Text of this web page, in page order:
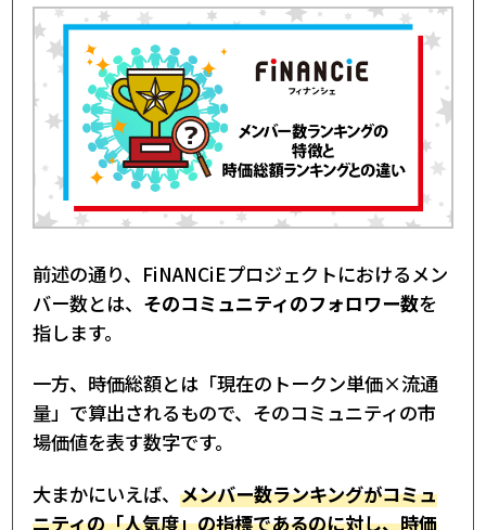
15位：CNPスタープロジェクト
【後半】2025年下半期FiNANCiEメンバー数ラ
ンキング
16位：事業再生版令和の虎
17位：こめお
18位：CoolGirl Project
19位：ガチホトークン
20位：宅建合格講座＠こざりえ
21位：にんプラ
22位：ジハードトークン
23位：罵尻ロマ子
24位：ミダシー＠土橋和貴
26位：Live Like A Cat (LLAC)
27位：ウイスキーサロン
28位：脱衣麻雀トークン@令和の虎・平出心
29位：メタバース麻雀プロジェクト
2025年下半期FiNANCiEメンバー数ランキング
｜まとめ
前述の通り、FiNANCiEプロジェクトにおけるメン
バー数とは、 そのコミュニティのフォロワー数を
指します。
一方、時価総額とは「現在のトークン単価×流通
量」で算出されるもので、そのコミュニティの市
場価値を表す数字です。
大まかにいえば、 メンバー数ランキングがコミュ
ニティの「人気度」の指標であるのに対し、時価